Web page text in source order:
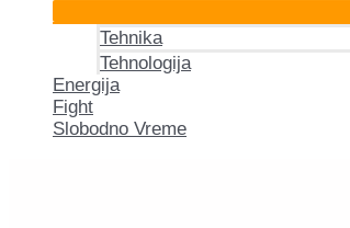
Tehnika
Tehnologija
Energija
Fight
Slobodno Vreme